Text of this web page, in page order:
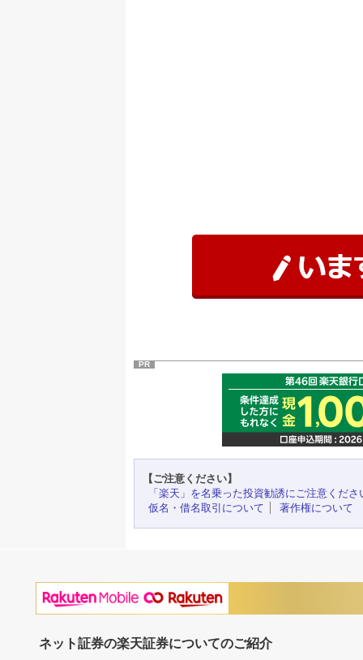
PR
【ご注意ください】
「楽天」を名乗った投資勧誘にご注意くださ
仮名・借名取引について
著作権について
ネット証券の楽天証券についてのご紹介